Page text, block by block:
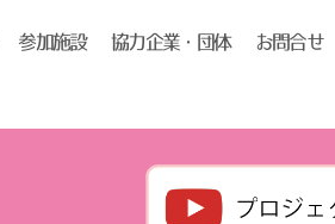
参加施設 協力企業・団体 お問合せ